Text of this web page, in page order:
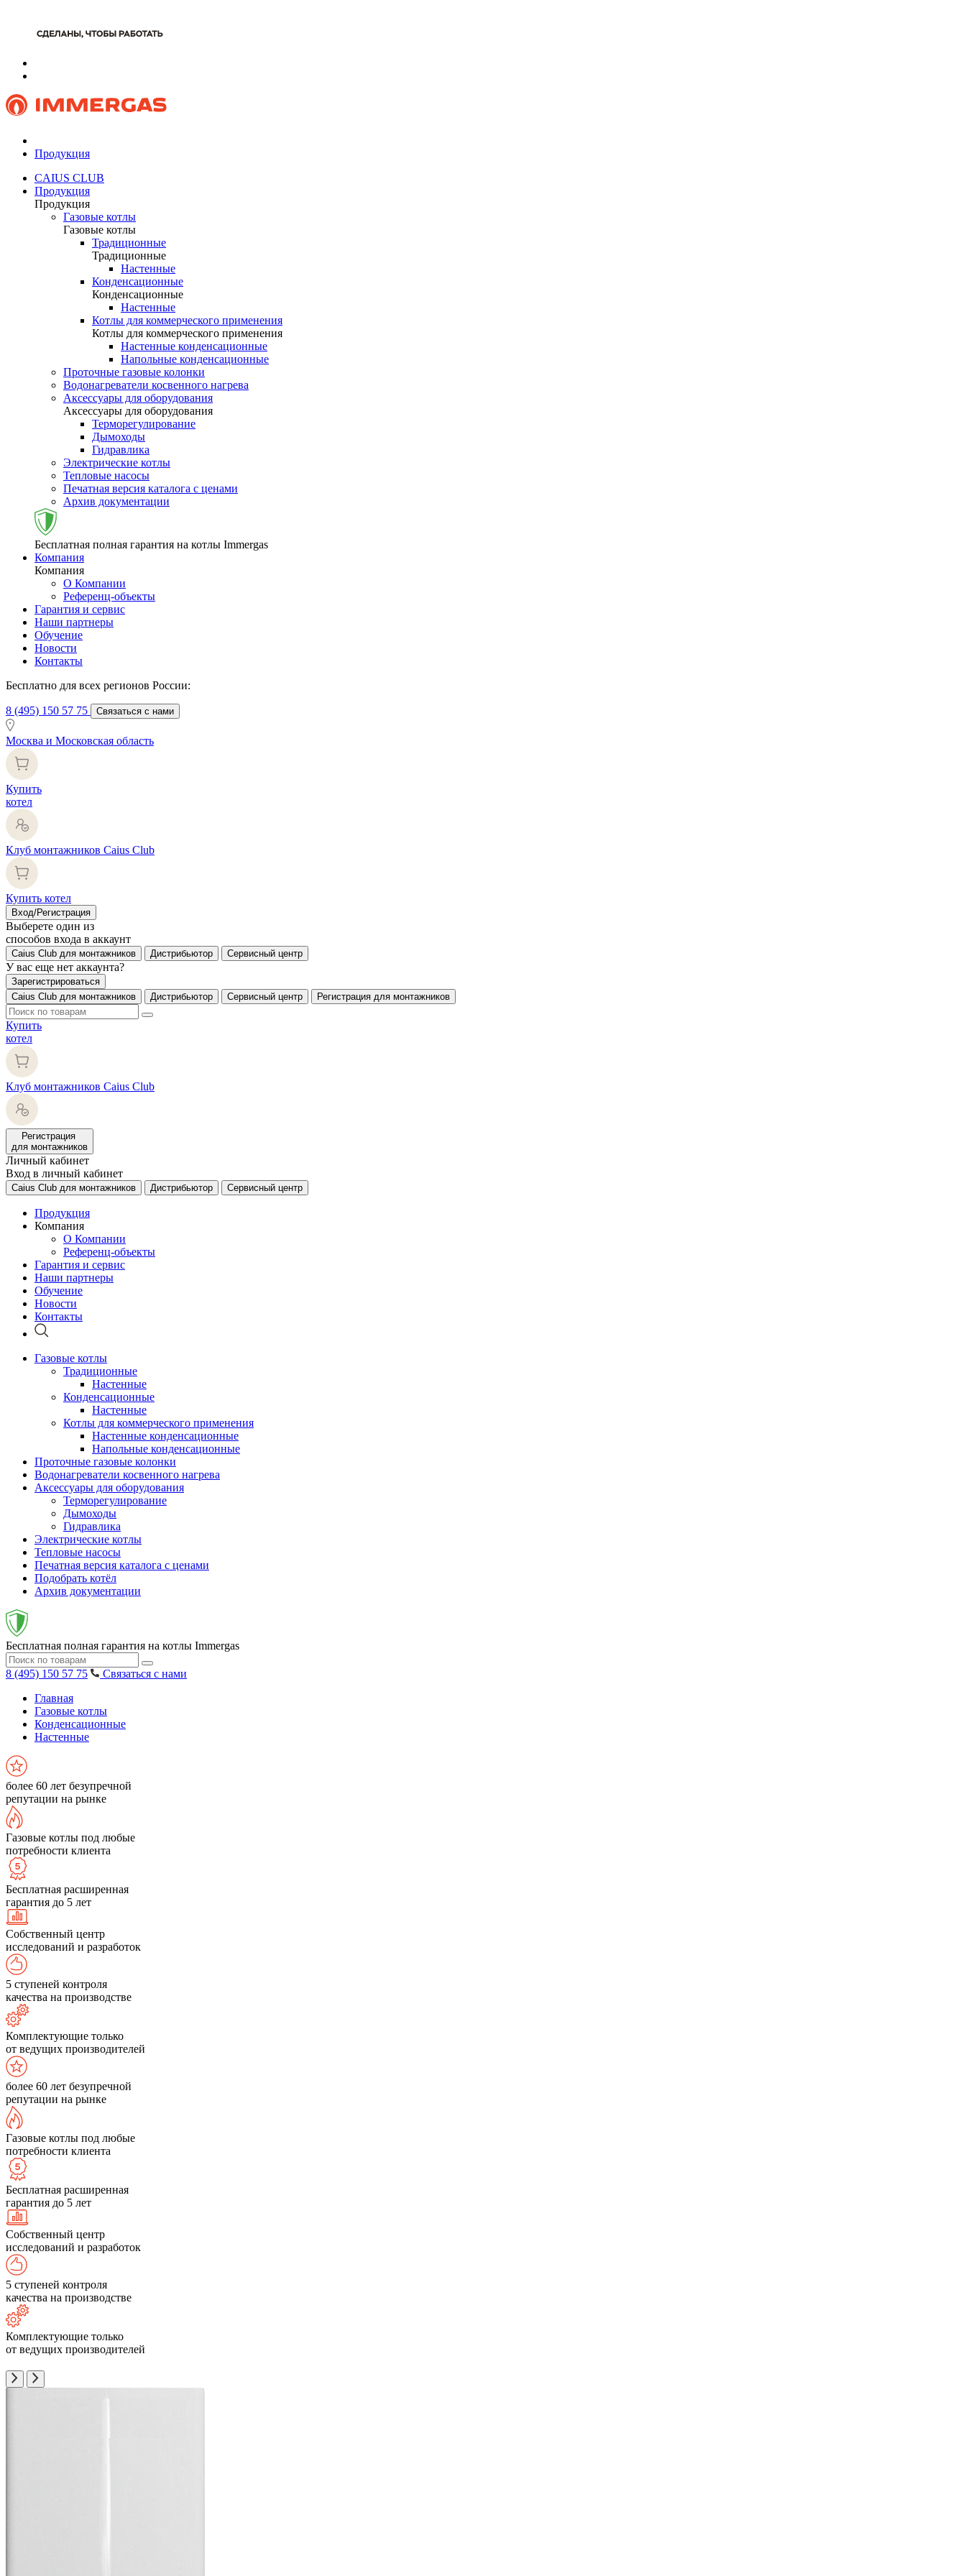
Продукция
CAIUS CLUB
Продукция
Продукция
Газовые котлы
Газовые котлы
Традиционные
Традиционные
Настенные
Конденсационные
Конденсационные
Настенные
Котлы для коммерческого применения
Котлы для коммерческого применения
Настенные конденсационные
Напольные конденсационные
Проточные газовые колонки
Водонагреватели косвенного нагрева
Аксессуары для оборудования
Аксессуары для оборудования
Терморегулирование
Дымоходы
Гидравлика
Электрические котлы
Тепловые насосы
Печатная версия каталога с ценами
Архив документации
Бесплатная полная гарантия на котлы Immergas
Компания
Компания
О Компании
Референц-объекты
Гарантия и сервис
Наши партнеры
Обучение
Новости
Контакты
Бесплатно для всех регионов России:
8 (495) 150 57 75 Связаться с нами
Москва и Московская область
Купить
котел
Клуб монтажников Caius Club
Купить котел
Вход/Регистрация
Выберете один из
способов входа в аккаунт
Caius Club для монтажников Дистрибьютор Сервисный центр
У вас еще нет аккаунта?
Зарегистрироваться
Caius Club для монтажников
Дистрибьютор Сервисный центр Регистрация для монтажников
Купить
котел
Клуб монтажников Caius Club
Регистрация
для монтажников
Личный кабинет
Вход в личный кабинет
Caius Club для монтажников Дистрибьютор Сервисный центр
Продукция
Компания
О Компании
Референц-объекты
Гарантия и сервис
Наши партнеры
Обучение
Новости
Контакты
Газовые котлы
Традиционные
Настенные
Конденсационные
Настенные
Котлы для коммерческого применения
Настенные конденсационные
Напольные конденсационные
Проточные газовые колонки
Водонагреватели косвенного нагрева
Аксессуары для оборудования
Терморегулирование
Дымоходы
Гидравлика
Электрические котлы
Тепловые насосы
Печатная версия каталога с ценами
Подобрать котёл
Архив документации
Бесплатная полная гарантия на котлы Immergas
8 (495) 150 57 75
Связаться с нами
Главная
Газовые котлы
Конденсационные
Настенные
более 60 лет безупречной
репутации на рынке
Газовые котлы под любые
потребности клиента
Бесплатная расширенная
гарантия до 5 лет
Собственный центр
исследований и разработок
5 ступеней контроля
качества на производстве
Комплектующие только
от ведущих производителей
более 60 лет безупречной
репутации на рынке
Газовые котлы под любые
потребности клиента
Бесплатная расширенная
гарантия до 5 лет
Собственный центр
исследований и разработок
5 ступеней контроля
качества на производстве
Комплектующие только
от ведущих производителей